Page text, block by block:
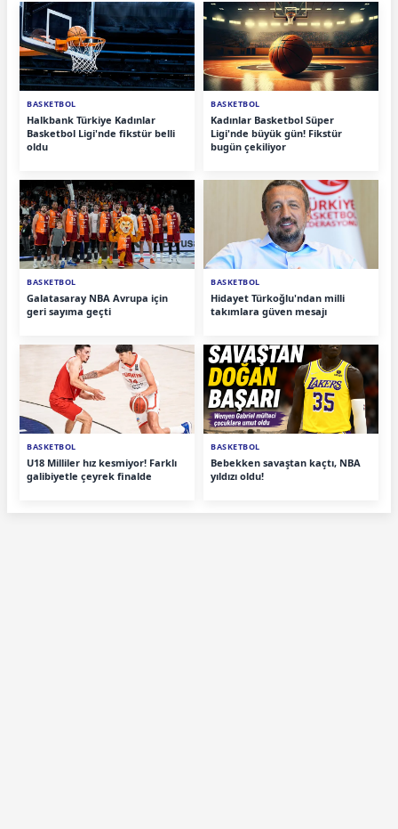
BASKETBOL
Halkbank Türkiye Kadınlar
Basketbol Ligi'nde fikstür belli
oldu
BASKETBOL
Kadınlar Basketbol Süper
Ligi'nde büyük gün! Fikstür
bugün çekiliyor
BASKETBOL
Galatasaray NBA Avrupa için
geri sayıma geçti
BASKETBOL
Hidayet Türkoğlu'ndan milli
takımlara güven mesajı
BASKETBOL
U18 Milliler hız kesmiyor! Farklı
galibiyetle çeyrek finalde
BASKETBOL
Bebekken savaştan kaçtı, NBA
yıldızı oldu!